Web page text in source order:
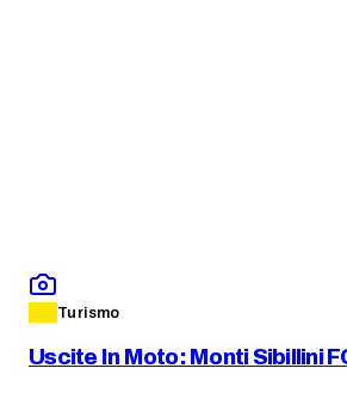
Turismo
Uscite In Moto: Monti Sibillini